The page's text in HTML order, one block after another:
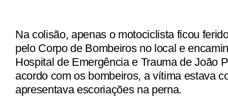
Na colisão, apenas o motociclista ficou
pelo Corpo de Bombeiros no local e
Hospital de Emergência e Trauma de João
acordo com os bombeiros, a vítima estava
apresentava escoriações na perna.